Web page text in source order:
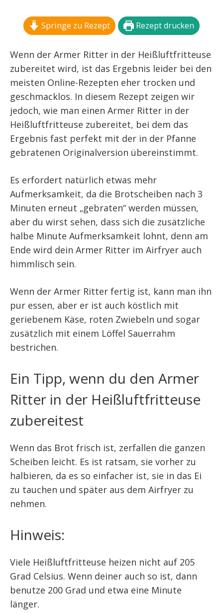
Springe zu Rezept Rezept drucken
Wenn der Armer Ritter in der Heißluftfritteuse
zubereitet wird, ist das Ergebnis leider bei den
meisten Online-Rezepten eher trocken und
geschmacklos. In diesem Rezept zeigen wir
jedoch, wie man einen Armer Ritter in der
Heißluftfritteuse zubereitet, bei dem das
Ergebnis fast perfekt mit der in der Pfanne
gebratenen Originalversion übereinstimmt.
Es erfordert natürlich etwas mehr
Aufmerksamkeit, da die Brotscheiben nach 3
Minuten erneut „gebraten“ werden müssen,
aber du wirst sehen, dass sich die zusätzliche
halbe Minute Aufmerksamkeit lohnt, denn am
Ende wird dein Armer Ritter im Airfryer auch
himmlisch sein.
Wenn der Armer Ritter fertig ist, kann man ihn
pur essen, aber er ist auch köstlich mit
geriebenem Käse, roten Zwiebeln und sogar
zusätzlich mit einem Löffel Sauerrahm
bestrichen.
Ein Tipp, wenn du den Armer
Ritter in der Heißluftfritteuse
zubereitest
Wenn das Brot frisch ist, zerfallen die ganzen
Scheiben leicht. Es ist ratsam, sie vorher zu
halbieren, da es so einfacher ist, sie in das Ei
zu tauchen und später aus dem Airfryer zu
nehmen.
Hinweis:
Viele Heißluftfritteuse heizen nicht auf 205
Grad Celsius. Wenn deiner auch so ist, dann
benutze 200 Grad und etwa eine Minute
länger.